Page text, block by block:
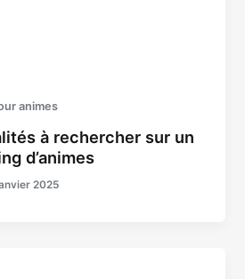
animes
à rechercher sur un
d’animes
2025